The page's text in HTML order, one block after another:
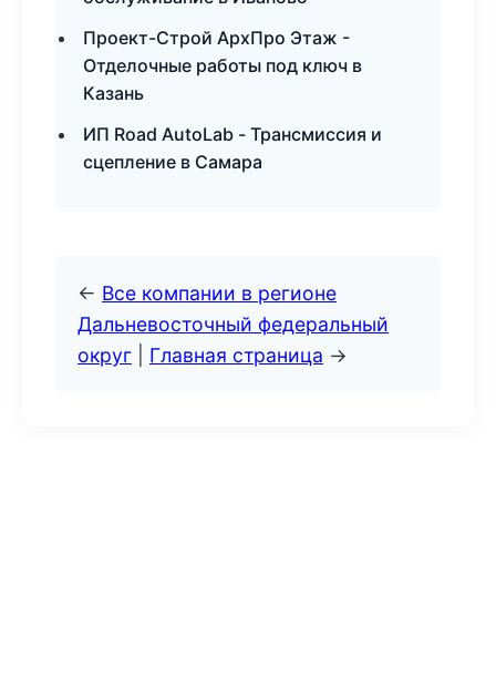
Проект-Строй АрхПро Этаж -
Отделочные работы под ключ в
Казань
ИП Road AutoLab - Трансмиссия и
сцепление в Самара
← Все компании в регионе
Дальневосточный федеральный
округ
Главная страница →